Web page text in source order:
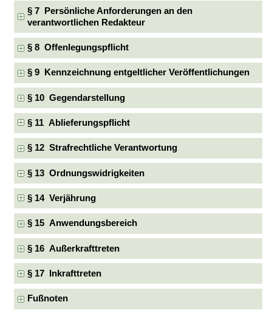
§ 7 Persönliche Anforderungen an den
verantwortlichen Redakteur
§ 8 Offenlegungspflicht
§ 9 Kennzeichnung entgeltlicher Veröffentlichungen
§ 10 Gegendarstellung
§ 11 Ablieferungspflicht
§ 12 Strafrechtliche Verantwortung
§ 13 Ordnungswidrigkeiten
§ 14 Verjährung
§ 15 Anwendungsbereich
§ 16 Außerkrafttreten
§ 17 Inkrafttreten
Fußnoten